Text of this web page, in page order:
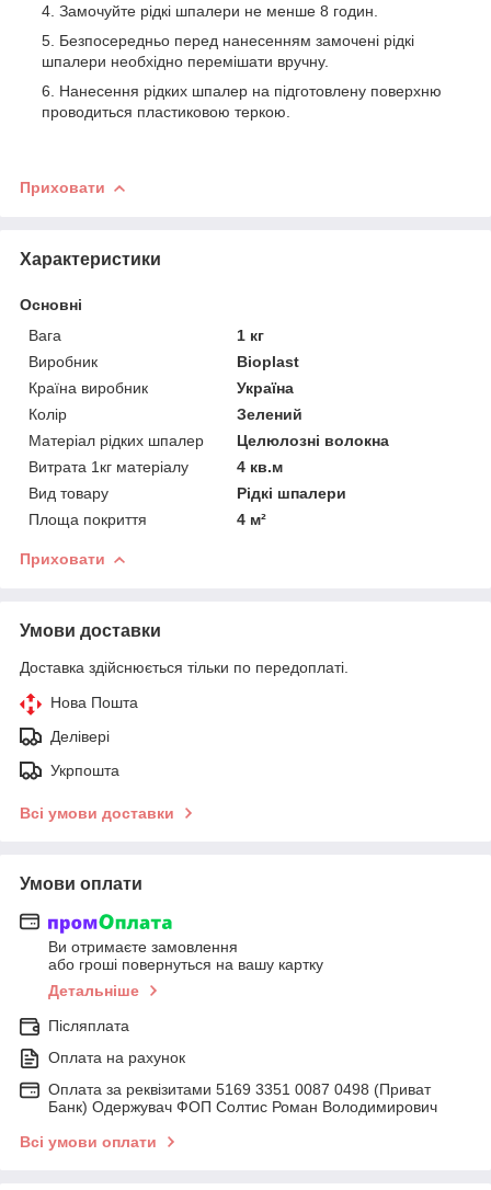
Замочуйте рідкі шпалери не менше 8 годин.
Безпосередньо перед нанесенням замочені рідкі
шпалери необхідно перемішати вручну.
Нанесення рідких шпалер на підготовлену поверхню
проводиться пластиковою теркою.
Приховати
Характеристики
Основні
Вага
1 кг
Виробник
Bioplast
Країна виробник
Україна
Колір
Зелений
Матеріал рідких шпалер
Целюлозні волокна
Витрата 1кг матеріалу
4 кв.м
Вид товару
Рідкі шпалери
Площа покриття
4 м²
Приховати
Умови доставки
Доставка здійснюється тільки по передоплаті.
Нова Пошта
Делівері
Укрпошта
Всі умови доставки
Умови оплати
Ви отримаєте замовлення
або гроші повернуться на вашу картку
Детальніше
Післяплата
Оплата на рахунок
Оплата за реквізитами 5169 3351 0087 0498 (Приват
Банк) Одержувач ФОП Солтис Роман Володимирович
Всі умови оплати